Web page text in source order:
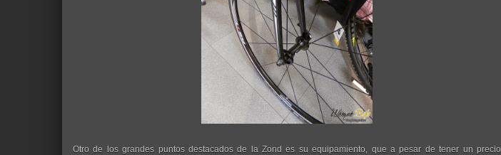
Otro de los grandes puntos destacados de la Zond es su equipamiento, que a pesar de tener un precio